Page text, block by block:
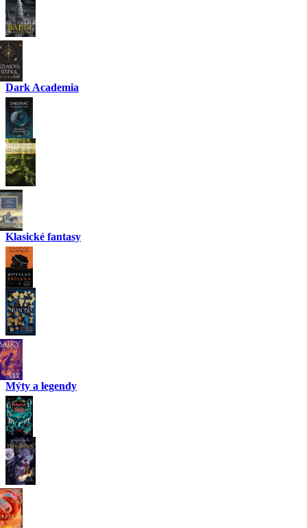
Dark Academia
Klasické fantasy
Mýty a legendy